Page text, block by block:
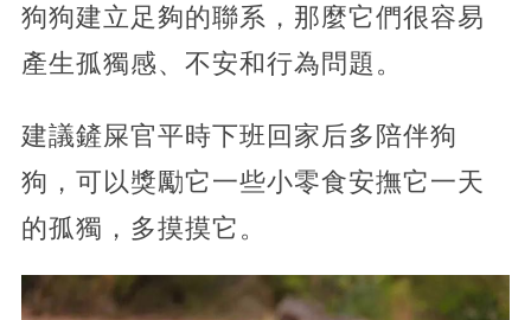
狗狗建立足夠的聯系，那麼它們很容易
產生孤獨感、不安和行為問題。
建議鏟屎官平時下班回家后多陪伴狗
狗，可以獎勵它一些小零食安撫它一天
的孤獨，多摸摸它。